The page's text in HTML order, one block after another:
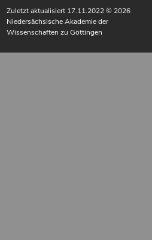
Zuletzt aktualisiert 17.11.2022© 2026
Niedersächsische Akademie der
Wissenschaften zu Göttingen